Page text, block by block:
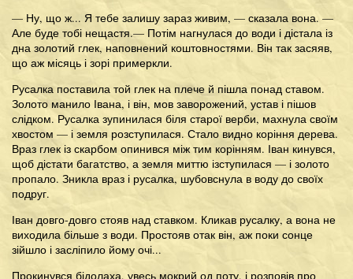
— Ну, що ж... Я тебе залишу зараз живим, — сказала вона. —
Але буде тобі нещастя.— Потім нагнулася до води і дістала із
дна золотий глек, наповнений коштовностями. Він так засяяв,
що аж місяць і зорі примеркли.
Русалка поставила той глек на плече й пішла понад ставом.
Золото манило Івана, і він, мов заворожений, устав і пішов
слідком. Русалка зупинилася біля старої верби, махнула своїм
хвостом — і земля розступилася. Стало видно коріння дерева.
Враз глек із скарбом опинився між тим корінням. Іван кинувся,
щоб дістати багатство, а земля миттю ізступилася — і золото
пропало. Зникла враз і русалка, шубовснула в воду до своїх
подруг.
Іван довго-довго стояв над ставком. Кликав русалку, а вона не
виходила більше з води. Простояв отак він, аж поки сонце
зійшло і засліпило йому очі...
Прокинувся бідолаха, увесь мокрий од поту, і розповів про